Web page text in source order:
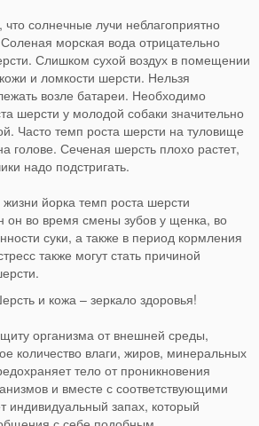
что солнечные лучи неблагоприятно
морская вода отрицательно
Слишком сухой воздух в помещении
и ломкости шерсти. Нельзя
возле батареи. Необходимо
шерсти у молодой собаки значительно
Часто темп роста шерсти на туловище
голове. Сеченая шерсть плохо растет,
надо подстригать.
йорка темп роста шерсти
он во время смены зубов у щенка, во
суки, а также в период кормления
также могут стать причиной
и кожа – зеркало здоровья!
организма от внешней среды,
количество влаги, жиров, минеральных
тело от проникновения
и вместе с соответствующими
индивидуальный запах, который